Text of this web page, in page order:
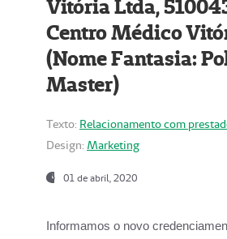
Vitória Ltda,
Centro Médico
(Nome Fantasia:
Master)
Texto: Relacionamento com
Design: Marketing
01 de abril, 2020
Informamos o novo